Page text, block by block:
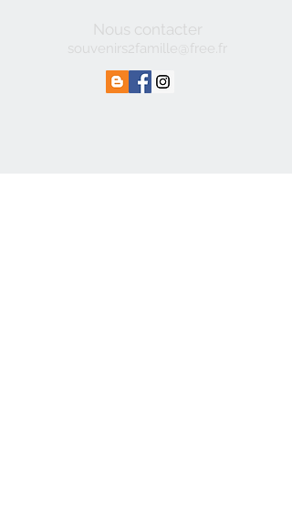
Nous contacter
souvenirs2famille@free.fr